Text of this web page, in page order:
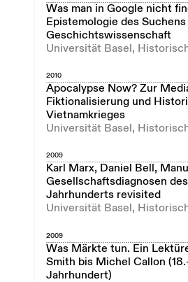
Was man in Google nicht
Epistemologie des
Geschichtswissenschaft
Universität Basel,
2010
Apocalypse Now? Zur
Fiktionalisierung und
Vietnamkrieges
Universität Basel,
2009
Karl Marx, Daniel Bell,
Gesellschaftsdiagnosen
Jahrhunderts revisited
Universität Basel,
2009
Was Märkte tun. Ein
Smith bis Michel Callon
Jahrhundert)